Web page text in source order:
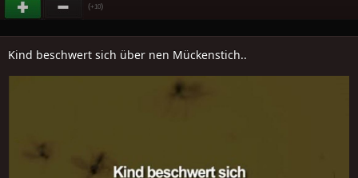
(+10)
Kind beschwert sich über nen Mückenstich..